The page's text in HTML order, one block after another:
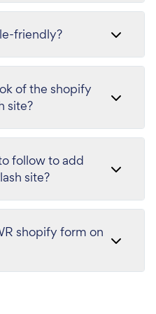
friendly?
of the shopify
site?
follow to add
site?
shopify form on